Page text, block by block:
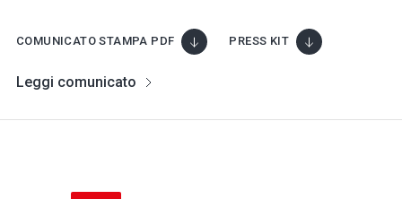
COMUNICATO STAMPA PDF PRESS KIT
Leggi comunicato